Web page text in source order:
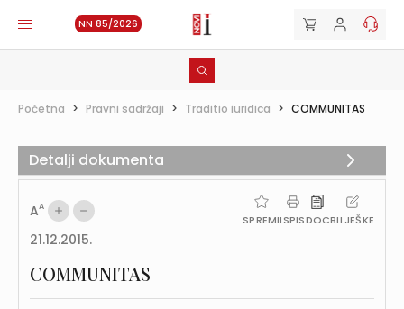
NN 85/2026
Početna > Pravni sadržaji > Traditio iuridica > COMMUNITAS
AA
SPREMIISPISDOCBILJEŠKE
21.12.2015.
COMMUNITAS
Detalji dokumenta